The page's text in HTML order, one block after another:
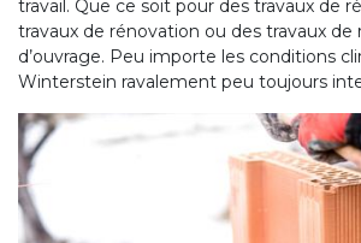
travail. Que ce soit pour des travaux de
travaux de rénovation ou des travaux de
d’ouvrage. Peu importe les conditions
Winterstein ravalement peu toujours